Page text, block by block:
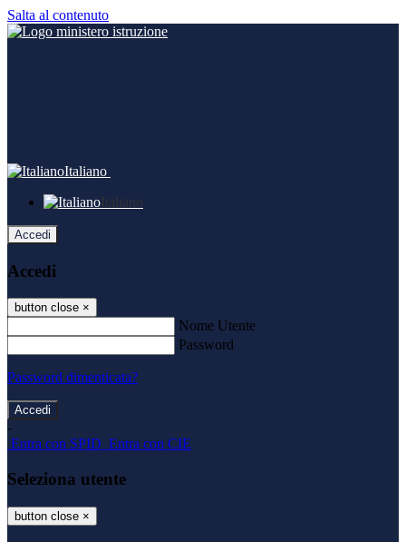
Salta al contenuto
Italiano
Italiano
Accedi
Accedi
button close ×
Nome Utente
Password
Password dimenticata?
-
Entra con SPID Entra con CIE
Seleziona utente
button close ×